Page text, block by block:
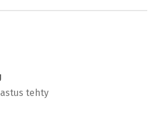
tehty